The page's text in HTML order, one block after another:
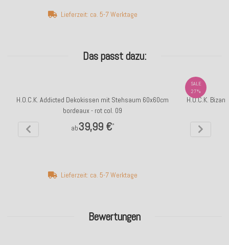
Bewertungen
Lieferzeit: ca. 5-7 Werktage
Das passt dazu:
H.O.C.K. Addicted Dekokissen mit Stehsaum 60x60cm
bordeaux - rot col. 09
ab39,99 €*
Lieferzeit: ca. 5-7 Werktage
SALE
27%
H.O.C.K.